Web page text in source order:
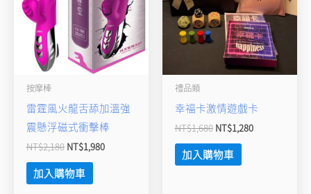
按摩棒
雷霆風火龍舌舔加溫強
震懸浮磁式衝擊棒
NT$2,180 NT$1,980
加入購物車
禮品類
幸福卡激情遊戲卡
NT$1,680 NT$1,280
加入購物車